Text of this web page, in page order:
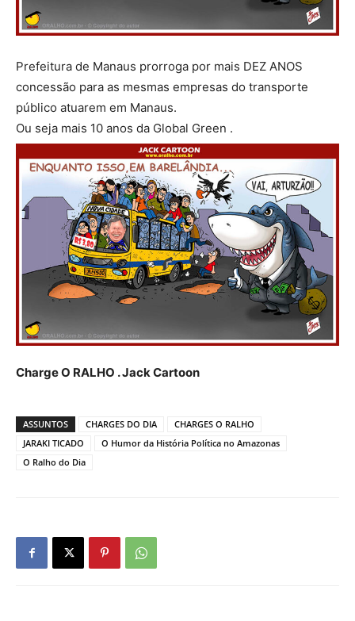
Prefeitura de Manaus prorroga por mais DEZ ANOS
concessão para as mesmas empresas do transporte
público atuarem em Manaus.
Ou seja mais 10 anos da Global Green .
Charge O RALHO . Jack Cartoon
ASSUNTOS CHARGES DO DIA
CHARGES O RALHO
JARAKI TICADO
O Humor da História Política no Amazonas
O Ralho do Dia